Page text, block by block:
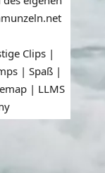
Clips |
| Spaß |
| LLMS